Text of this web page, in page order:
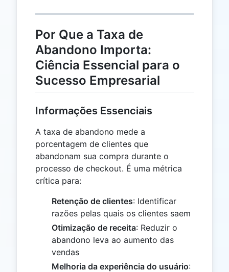
Por Que a Taxa de
Abandono Importa:
Ciência Essencial para o
Sucesso Empresarial
Informações Essenciais
A taxa de abandono mede a
porcentagem de clientes que
abandonam sua compra durante o
processo de checkout. É uma métrica
crítica para:
Retenção de clientes: Identificar
razões pelas quais os clientes saem
Otimização de receita: Reduzir o
abandono leva ao aumento das
vendas
Melhoria da experiência do usuário: